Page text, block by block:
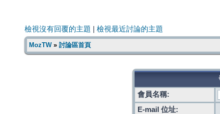
檢視沒有回覆的主題 檢視最近討論的主題
MozTW» 討論區首頁
會員名稱:
E-mail 位址: